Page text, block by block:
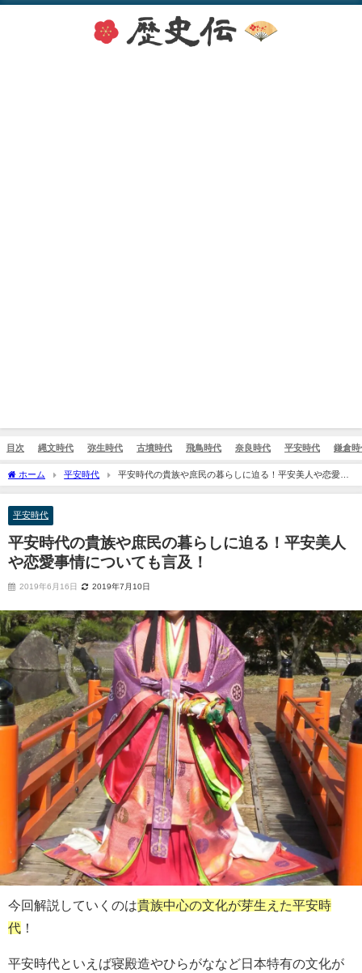
目次 縄文時代 弥生時代 古墳時代 飛鳥時代 奈良時代 平安時代 鎌倉時
ホーム 平安時代
平安時代の貴族や庶民の暮らしに迫る！平安美人や恋愛事
情についても言及！
平安時代
平安時代の貴族や庶民の暮らしに迫る！平安美人
や恋愛事情についても言及！
2019年6月16日 2019年7月10日
今回解説していくのは貴族中心の文化が芽生えた平安時
代 ！
平安時代といえば寝殿造やひらがななど日本特有の文化が